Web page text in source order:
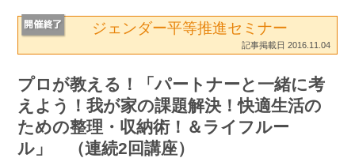
ジェンダー平等推進セミナー
記事掲載日 2016.11.04
プロが教える！「パートナーと一緒に考
えよう！我が家の課題解決！快適生活の
ための整理・収納術！＆ライフルー
ル」 （連続2回講座）